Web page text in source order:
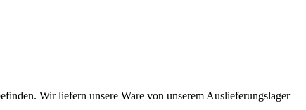
Wir liefern unsere Ware von unserem Auslieferungslager